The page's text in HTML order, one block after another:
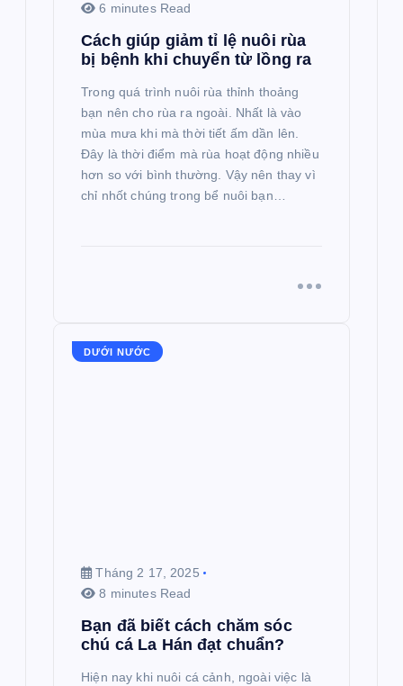
6 minutes Read
Cách giúp giảm tỉ lệ nuôi rùa
bị bệnh khi chuyển từ lồng ra
Trong quá trình nuôi rùa thỉnh thoảng
bạn nên cho rùa ra ngoài. Nhất là vào
mùa mưa khi mà thời tiết ấm dần lên.
Đây là thời điểm mà rùa hoạt động nhiều
hơn so với bình thường. Vậy nên thay vì
chỉ nhốt chúng trong bể nuôi bạn…
DƯỚI NƯỚC
Tháng 2 17, 2025
8 minutes Read
Bạn đã biết cách chăm sóc
chú cá La Hán đạt chuẩn?
Hiện nay khi nuôi cá cảnh, ngoài việc là